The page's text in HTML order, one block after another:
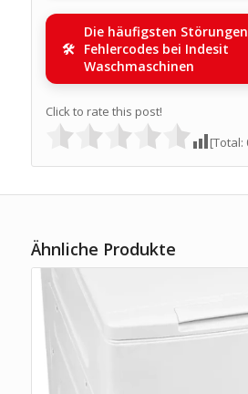
Die häufigsten
Fehlercodes bei Indesit
Waschmaschinen
Click to rate this post!
[Total:
Ähnliche Produkte